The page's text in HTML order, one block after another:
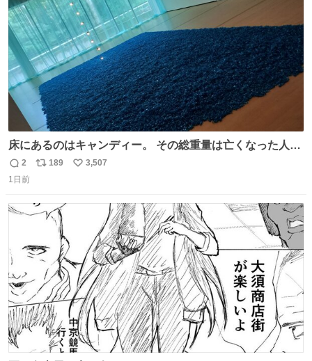
数
床にあるのはキャンディー。 その総重量は亡くなった人と
同等の重さだそうです。 鑑賞者は一つ持ち帰れますが、亡
くなった人の一部を持ち帰っているような感覚になりまし
術館
返
信
2
リ
ト
189
い
3,507
1日前